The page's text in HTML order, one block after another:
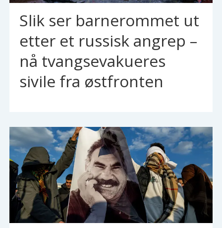
Slik ser barnerommet ut
etter et russisk angrep –
nå tvangsevakueres
sivile fra østfronten